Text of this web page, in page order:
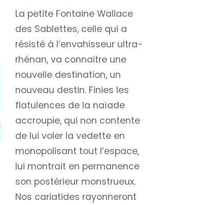
La petite Fontaine Wallace
des Sablettes, celle qui a
résisté à l’envahisseur ultra-
rhénan, va connaitre une
nouvelle destination, un
nouveau destin. Finies les
flatulences de la naïade
accroupie, qui non contente
de lui voler la vedette en
monopolisant tout l’espace,
lui montrait en permanence
son postérieur monstrueux.
Nos cariatides rayonneront